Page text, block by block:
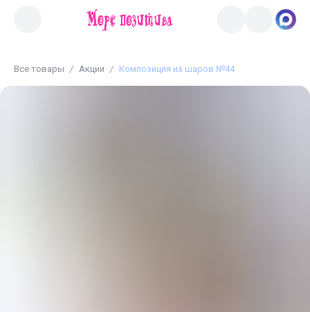
Все товары Акции Композиция из шаров №44